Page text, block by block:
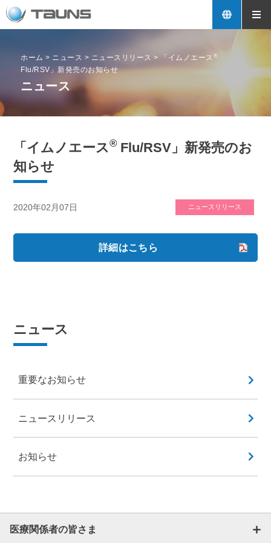
ホーム > ニュース > ニュースリリース > 「イムノエース ®
Flu/RSV」新発売のお知らせ
ニュース
「イムノエース® Flu/RSV」新発売のお
知らせ
2020年02月07日 ニュースリリース
詳細はこちら
ニュース
重要なお知らせ
ニュースリリース
お知らせ
医療関係者の皆さま